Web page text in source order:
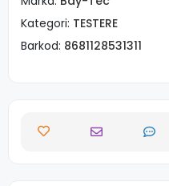
Kategori: TESTERE
Barkod: 8681128531311